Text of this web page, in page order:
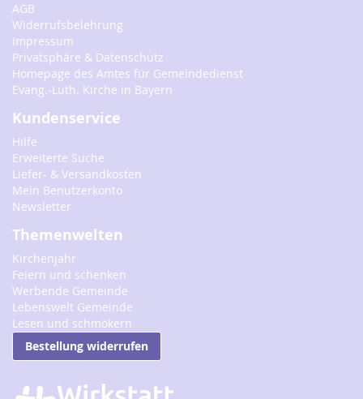
AGB
Widerrufsbelehrung
Impressum
Privatsphäre & Datenschutz
Homepage des Amtes für Gemeindedienst
Evang.-Luth. Kirche in Bayern
Kundenservice
Hilfe
Erweiterte Suche
Liefer- & Versandkosten
Mein Benutzerkonto
Newsletter
Themenwelten
Kirchenjahr
Feiern und schenken
Werbende Gemeinde
Lebenswelt Gemeinde
Lesen und schmökern
Bestellung widerrufen